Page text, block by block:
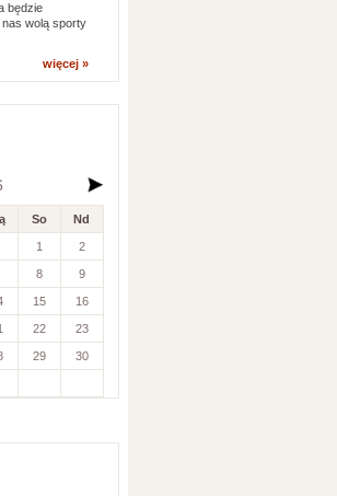
będzie
wolą sporty
więcej »
So Nd
1 2
8 9
15 16
22 23
29 30